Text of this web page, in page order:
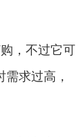
，不过它可
求过高，